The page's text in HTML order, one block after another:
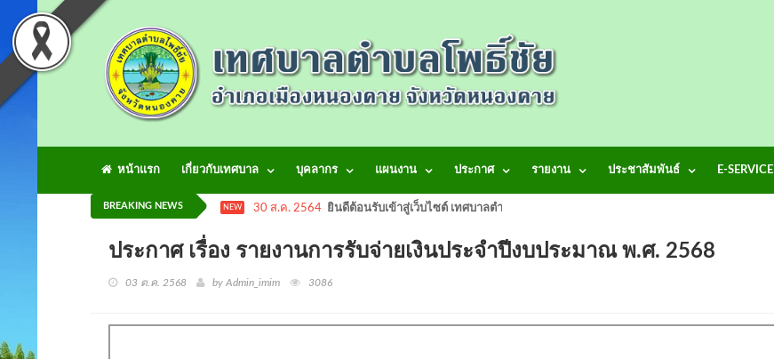
หน้าแรก เกี่ยวกับเทศบาล บุคลากร แผนงาน ประกาศ รายงาน ประชาสัมพันธ์ E-SERVICE
BREAKING NEWS NEW 30 ส.ค. 2564 ยินดีต้อนรับเข้าสู่เว็บไซต์ เทศบาลตำบลโพธิ์ชัย
ประกาศ เรื่อง รายงานการรับจ่ายเงินประจำปีงบประมาณ พ.ศ. 2568
03 ต.ค. 2568 by Admin_imim 3086